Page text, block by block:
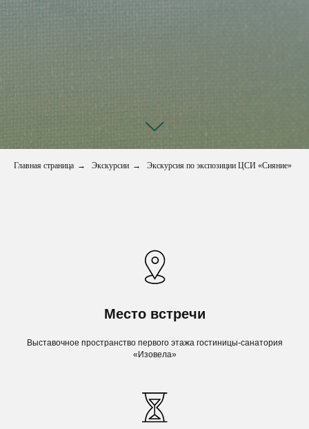
Главная страница → Экскурсии → Экскурсия по экспозиции ЦСИ «Сияние»
Место встречи
Выставочное пространство первого этажа гостиницы-санатория
«Изовела»